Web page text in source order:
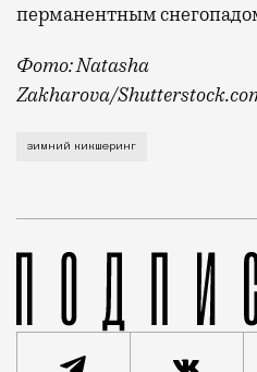
перманентным
Фото: Natasha
Zakharova/
Об этом рассказал на
зимний кикшеринг